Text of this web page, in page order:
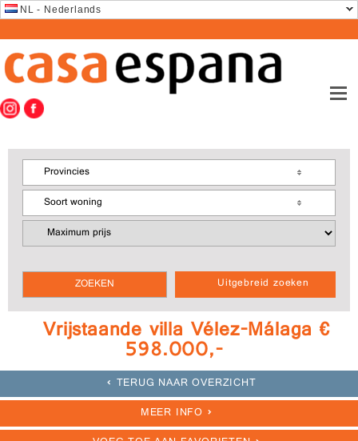
NL - Nederlands
Uitgebreid zoeken
Provincies
Soort woning
Vrijstaande villa Vélez-Málaga €
598.000,-
TERUG NAAR OVERZICHT
MEER INFO